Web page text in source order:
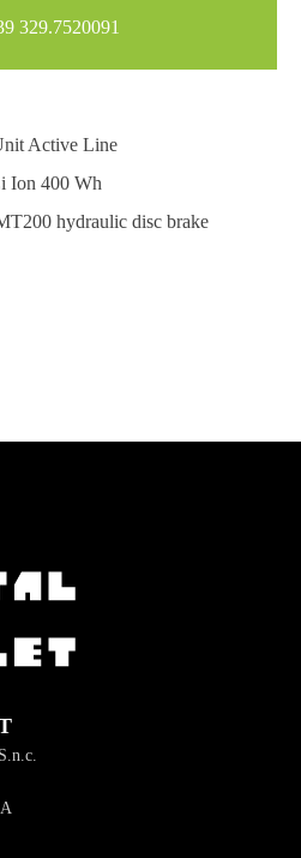
329.7520091
Active Line
Ion 400 Wh
hydraulic disc brake